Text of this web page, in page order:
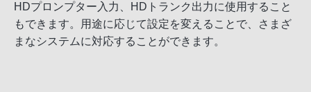
HDプロンプター入力、HDトランク出力に使用すること
もできます。用途に応じて設定を変えることで、さまざ
まなシステムに対応することができます。